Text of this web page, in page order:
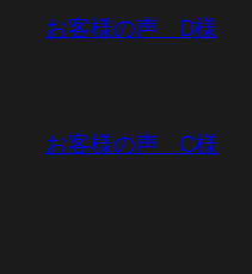
お客様の声 D様
お客様の声 C様